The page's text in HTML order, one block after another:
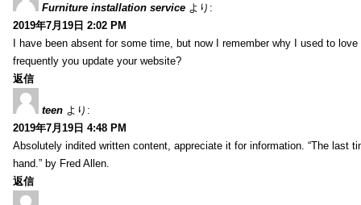
Furniture installation service より:
2019年7月19日 2:02 PM
I have been absent for some time, but now I remember why I used to
frequently you update your website?
返信
teen より:
2019年7月19日 4:48 PM
Absolutely indited written content, appreciate it for information. “The last
hand.” by Fred Allen.
返信